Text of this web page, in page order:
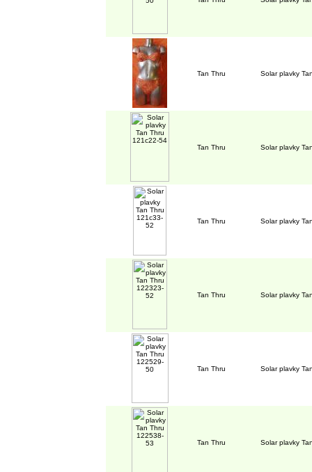
Tan Thru Solar plavky
Tan Thru Solar plavky
Tan Thru Solar plavky
Tan Thru Solar plavky
Tan Thru Solar plavky
Tan Thru Solar plavky